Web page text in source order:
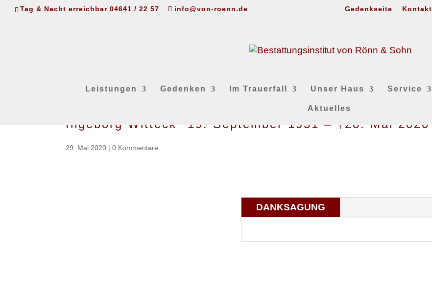
Tag & Nacht erreichbar 04641 / 22 57 info@von-roenn.de Gedenkseite Kontakt
Leistungen Gedenken Im Trauerfall Unser Haus Service
Aktuelles
Ingeborg Witteck *19. September 1951 – †28. Mai 2020
29. Mai 2020 |0 Kommentare
DANKSAGUNG